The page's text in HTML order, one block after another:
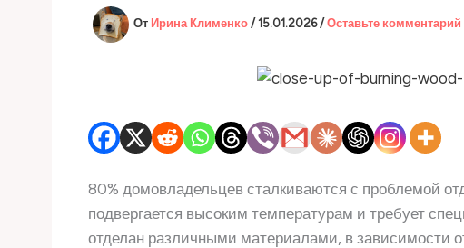
От Ирина Клименко / 15.01.2026/ Оставьте комментарий
80% домовладельцев сталкиваются с проблемой
подвергается высоким температурам и требует
отделан различными материалами, в зависимости